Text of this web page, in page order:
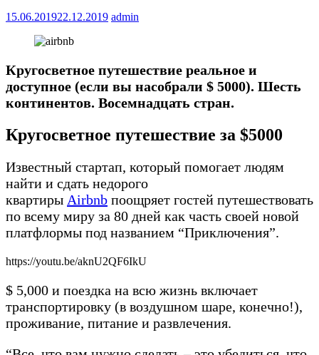
15.06.201922.12.2019 admin
Кругосветное путешествие реальное и
доступное (если вы насобрали $ 5000). Шесть
континентов. Восемнадцать стран.
Кругосветное путешествие за $5000
Известный стартап, который помогает людям
найти и сдать недорого
квартиры Airbnb поощряет гостей путешествовать
по всему миру за 80 дней как часть своей новой
платфлормы под названием “Приключения”.
https://youtu.be/aknU2QF6IkU
$ 5,000 и поездка на всю жизнь включает
транспортировку (в воздушном шаре, конечно!),
проживание, питание и развлечения.